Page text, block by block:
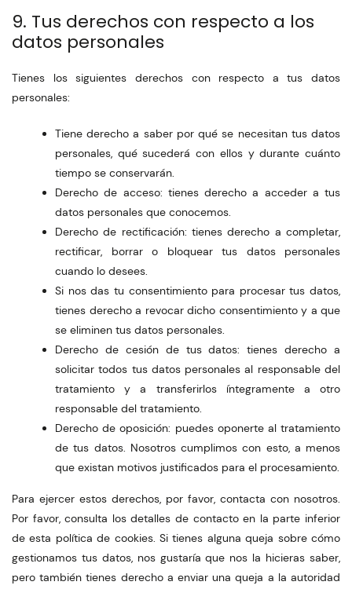
9. Tus derechos con respecto a los
datos personales
Tienes los siguientes derechos con respecto a tus datos
personales:
Tiene derecho a saber por qué se necesitan tus datos
personales, qué sucederá con ellos y durante cuánto
tiempo se conservarán.
Derecho de acceso: tienes derecho a acceder a tus
datos personales que conocemos.
Derecho de rectificación: tienes derecho a completar,
rectificar, borrar o bloquear tus datos personales
cuando lo desees.
Si nos das tu consentimiento para procesar tus datos,
tienes derecho a revocar dicho consentimiento y a que
se eliminen tus datos personales.
Derecho de cesión de tus datos: tienes derecho a
solicitar todos tus datos personales al responsable del
tratamiento y a transferirlos íntegramente a otro
responsable del tratamiento.
Derecho de oposición: puedes oponerte al tratamiento
de tus datos. Nosotros cumplimos con esto, a menos
que existan motivos justificados para el procesamiento.
Para ejercer estos derechos, por favor, contacta con nosotros.
Por favor, consulta los detalles de contacto en la parte inferior
de esta política de cookies. Si tienes alguna queja sobre cómo
gestionamos tus datos, nos gustaría que nos la hicieras saber,
pero también tienes derecho a enviar una queja a la autoridad